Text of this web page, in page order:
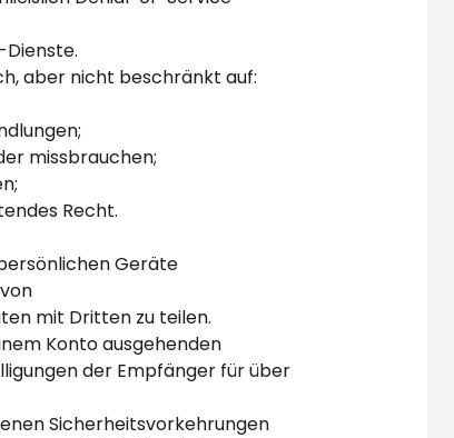
aber nicht beschränkt auf:
missbrauchen;
Recht.
Geräte
mit Dritten zu teilen.
Konto ausgehenden
der Empfänger für über
Sicherheitsvorkehrungen